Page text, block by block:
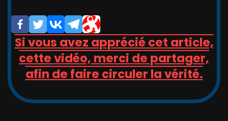
Si vous avez apprécié cet article,
cette vidéo, merci de partager,
afin de faire circuler la vérité.